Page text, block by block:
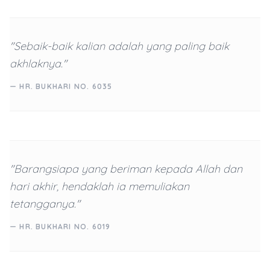
"Sebaik-baik kalian adalah yang paling baik
akhlaknya."
— HR. BUKHARI NO. 6035
"Barangsiapa yang beriman kepada Allah dan
hari akhir, hendaklah ia memuliakan
tetangganya."
— HR. BUKHARI NO. 6019